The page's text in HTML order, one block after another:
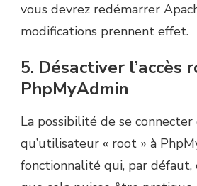
vous devrez redémarrer
modifications prennent effet.
5. Désactiver l’accès
PhpMyAdmin
La possibilité de se
qu’utilisateur « root » à
fonctionnalité qui, par défaut,